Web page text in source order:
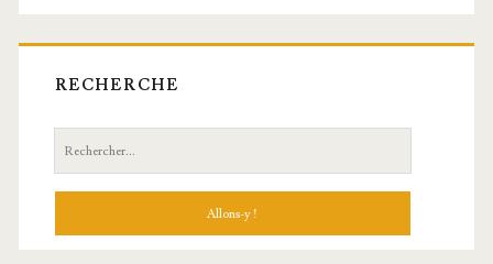
RECHERCHE
Recherche: